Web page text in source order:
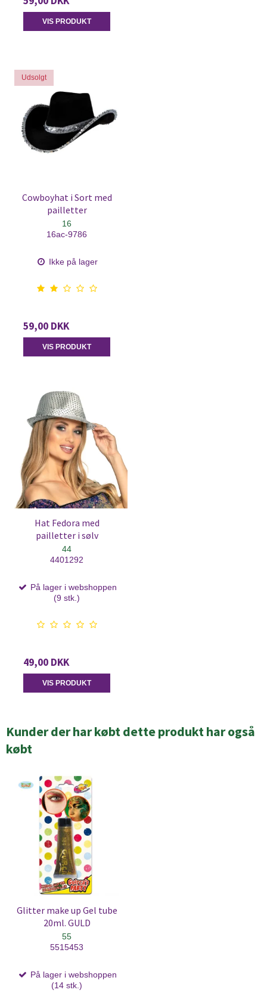
VIS PRODUKT
Udsolgt
Cowboyhat i Sort med
pailletter
16
16ac-9786
Ikke på lager
59,00 DKK
VIS PRODUKT
Hat Fedora med
pailletter i sølv
44
4401292
På lager i webshoppen
(9 stk.)
49,00 DKK
VIS PRODUKT
Kunder der har købt dette produkt har også
købt
Glitter make up Gel tube
20ml. GULD
55
5515453
På lager i webshoppen
(14 stk.)